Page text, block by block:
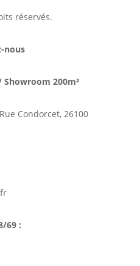
réservés.
nous
200m²
Condorcet, 26100
69 :